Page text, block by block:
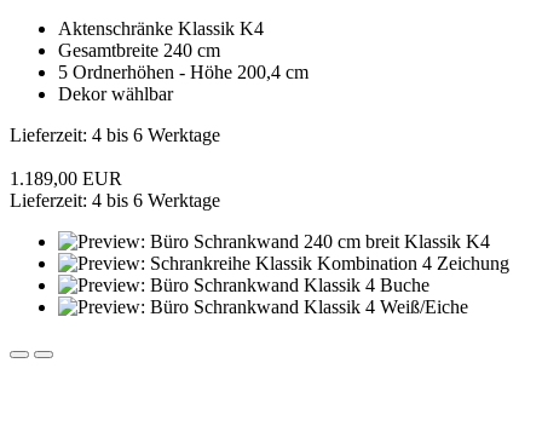
Aktenschränke Klassik K4
Gesamtbreite 240 cm
5 Ordnerhöhen - Höhe 200,4 cm
Dekor wählbar
Lieferzeit: 4 bis 6 Werktage
1.189,00 EUR
Lieferzeit: 4 bis 6 Werktage